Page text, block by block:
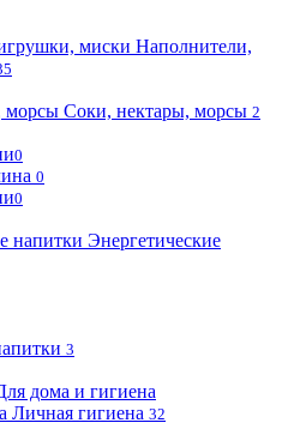
Наполнители,
Соки, нектары, морсы 2
0
0
0
Энергетические
3
дома и гигиена
Личная гигиена 32